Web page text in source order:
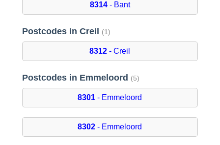
8314- Bant
Postcodes in Creil (1)
8312 - Creil
Postcodes in Emmeloord (5)
8301 - Emmeloord
8302 - Emmeloord